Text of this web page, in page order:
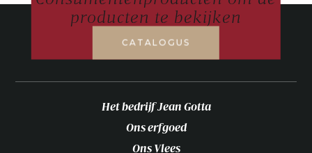
producten te bekijken
CATALOGUS
Het bedrijf Jean Gotta
Ons erfgoed
Ons Vlees